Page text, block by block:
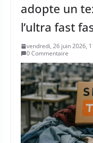
adopte un
l’ultra fast
vendredi, 26 juin 2026,
0 Commentaire